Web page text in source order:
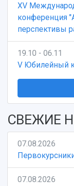
XV
конференция
перспективы
19.10 - 06.11
V Юбилейный
СВЕЖИЕ
07.08.2026
07.08.2026